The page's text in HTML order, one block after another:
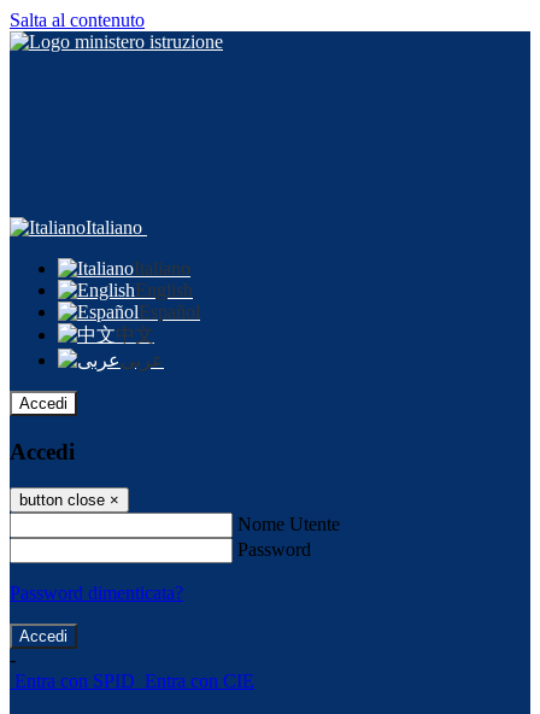
Salta al contenuto
Italiano
Italiano
English
Español
中文
عربى
Accedi
Accedi
button close ×
Nome Utente
Password
Password dimenticata?
-
Entra con SPID Entra con CIE